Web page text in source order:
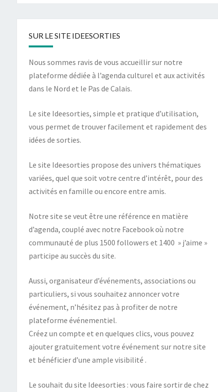
SUR LE SITE IDEESORTIES
Nous sommes ravis de vous accueillir sur notre
plateforme dédiée à l’agenda culturel et aux activités
dans le Nord et le Pas de Calais.
Le site Ideesorties, simple et pratique d’utilisation,
vous permet de trouver facilement et rapidement des
idées de sorties.
Le site Ideesorties propose des univers thématiques
variées, quel que soit votre centre d’intérêt, pour des
activités en famille ou encore entre amis.
Notre site se veut être une référence en matière
d’agenda, couplé avec notre Facebook où notre
communauté de plus 1500 followers et 1400 » j’aime »
participe au succès du site.
Aussi, organisateur d’événements, associations ou
particuliers, si vous souhaitez annoncer votre
événement, n’hésitez pas à profiter de notre
plateforme événementiel.
Créez un compte et en quelques clics, vous pouvez
ajouter gratuitement votre événement sur notre site
et bénéficier d’une ample visibilité .
Le souhait du site Ideesorties : vous faire sortir de chez